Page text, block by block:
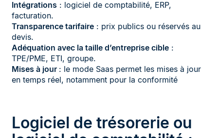
Intégrations : logiciel de comptabilité, ERP,
facturation.
Transparence tarifaire : prix publics ou réservés au
devis.
Adéquation avec la taille d’entreprise cible :
TPE/PME, ETI, groupe.
Mises à jour : le mode Saas permet les mises à jour
en temps réel, notamment pour la conformité
Logiciel de trésorerie ou